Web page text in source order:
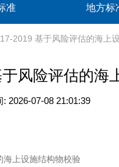
准 地方标
2019 基于风险评估的海上
风险评估的海
: 2026-07-08 21:01:39
海上设施结构物校验